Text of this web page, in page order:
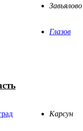
Завьялово
Глазов
Карсун